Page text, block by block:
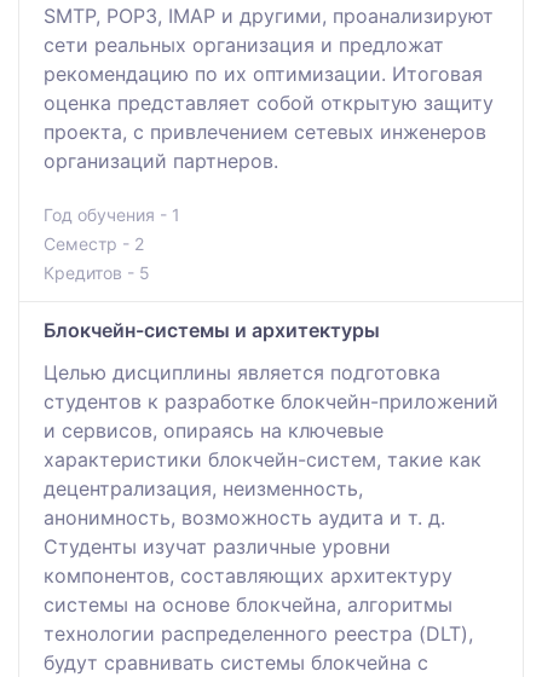
SMTP, POP3, IMAP и другими, проанализируют
сети реальных организация и предложат
рекомендацию по их оптимизации. Итоговая
оценка представляет собой открытую защиту
проекта, с привлечением сетевых инженеров
организаций партнеров.
Год обучения - 1
Семестр - 2
Кредитов - 5
Блокчейн-системы и архитектуры
Целью дисциплины является подготовка
студентов к разработке блокчейн-приложений
и сервисов, опираясь на ключевые
характеристики блокчейн-систем, такие как
децентрализация, неизменность,
анонимность, возможность аудита и т. д.
Студенты изучат различные уровни
компонентов, составляющих архитектуру
системы на основе блокчейна, алгоритмы
технологии распределенного реестра (DLT),
будут сравнивать системы блокчейна с